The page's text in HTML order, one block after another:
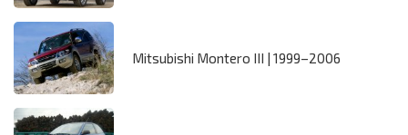
Mitsubishi Montero III | 1999–2006